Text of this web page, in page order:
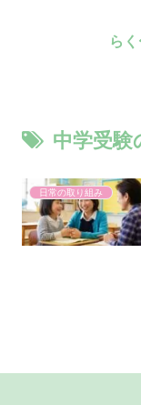
ら
中学受験
日常の取り組み